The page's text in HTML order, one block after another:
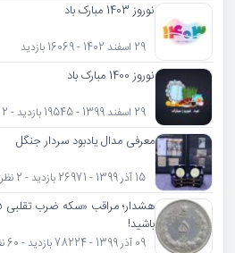
نوروز 1403 مبارک باد
29 اسفند 1402 - 16069 بازدید
نوروز 1400 مبارک باد
29 اسفند 1399 - 19545 بازدید - 2 نظر
معرفی مدال یادبود سردار جنگل
15 آذر 1399 - 26971 بازدید - 2 نظر
باشید!
09 آذر 1399 - 78224 بازدید - 60 نظر